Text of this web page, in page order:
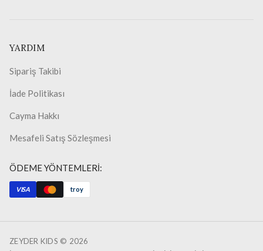
YARDIM
Sipariş Takibi
İade Politikası
Cayma Hakkı
Mesafeli Satış Sözleşmesi
ÖDEME YÖNTEMLERİ:
VISA troy
ZEYDER KIDS © 2026